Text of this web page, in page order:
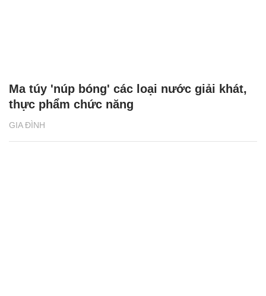
GIA ĐÌNH
Ma túy 'núp bóng' các loại nước giải khát,
thực phẩm chức năng